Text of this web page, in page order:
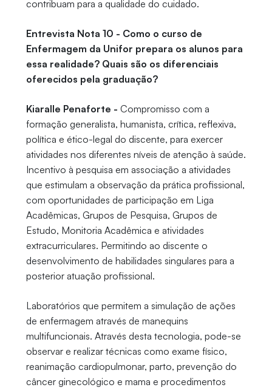
contribuam para a qualidade do cuidado.
Entrevista Nota 10 - Como o curso de
Enfermagem da Unifor prepara os alunos para
essa realidade? Quais são os diferenciais
oferecidos pela graduação?
Kiaralle Penaforte - Compromisso com a
formação generalista, humanista, crítica, reflexiva,
política e ético-legal do discente, para exercer
atividades nos diferentes níveis de atenção à saúde.
Incentivo à pesquisa em associação a atividades
que estimulam a observação da prática profissional,
com oportunidades de participação em Liga
Acadêmicas, Grupos de Pesquisa, Grupos de
Estudo, Monitoria Acadêmica e atividades
extracurriculares. Permitindo ao discente o
desenvolvimento de habilidades singulares para a
posterior atuação profissional.
Laboratórios que permitem a simulação de ações
de enfermagem através de manequins
multifuncionais. Através desta tecnologia, pode-se
observar e realizar técnicas como exame físico,
reanimação cardiopulmonar, parto, prevenção do
câncer ginecológico e mama e procedimentos